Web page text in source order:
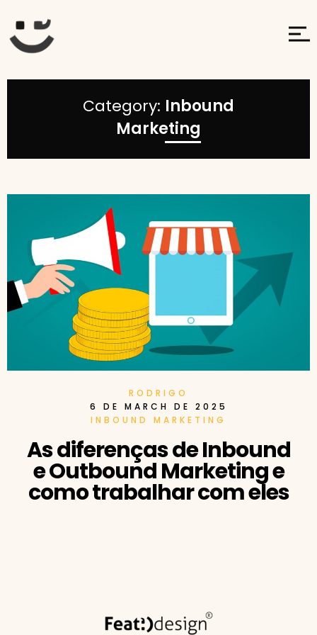
Category: Inbound
Marketing
RODRIGO
6 DE MARCH DE 2025
INBOUND MARKETING
As diferenças de Inbound
e Outbound Marketing e
como trabalhar com eles